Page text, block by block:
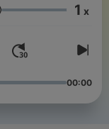
Volumen 1 x
00:00